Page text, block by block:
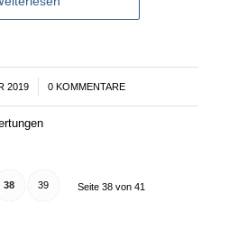
2019 0 KOMMENTARE
Seite 38 von 41
38 39